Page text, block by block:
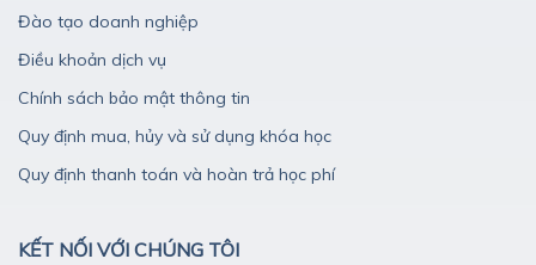
Đào tạo doanh nghiệp
Điều khoản dịch vụ
Chính sách bảo mật thông tin
Quy định mua, hủy và sử dụng khóa học
Quy định thanh toán và hoàn trả học phí
KẾT NỐI VỚI CHÚNG TÔI